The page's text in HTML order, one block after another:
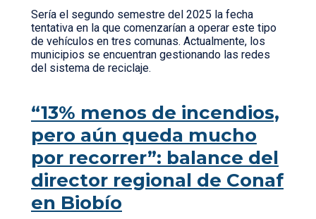
Sería el segundo semestre del 2025 la fecha
tentativa en la que comenzarían a operar este tipo
de vehículos en tres comunas. Actualmente, los
municipios se encuentran gestionando las redes
del sistema de reciclaje.
“13% menos de incendios,
pero aún queda mucho
por recorrer”: balance del
director regional de Conaf
en Biobío